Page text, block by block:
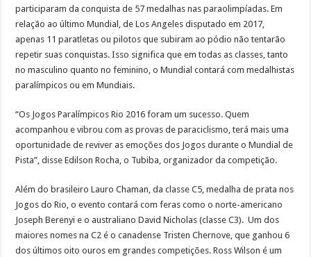
participaram da conquista de 57 medalhas nas paraolimpíadas. Em
relação ao último Mundial, de Los Angeles disputado em 2017,
apenas 11 paratletas ou pilotos que subiram ao pódio não tentarão
repetir suas conquistas. Isso significa que em todas as classes, tanto
no masculino quanto no feminino, o Mundial contará com medalhistas
paralímpicos ou em Mundiais.
“Os Jogos Paralímpicos Rio 2016 foram um sucesso. Quem
acompanhou e vibrou com as provas de paraciclismo, terá mais uma
oportunidade de reviver as emoções dos Jogos durante o Mundial de
Pista”, disse Edilson Rocha, o Tubiba, organizador da competição.
Além do brasileiro Lauro Chaman, da classe C5, medalha de prata nos
Jogos do Rio, o evento contará com feras como o norte-americano
Joseph Berenyi e o australiano David Nicholas (classe C3). Um dos
maiores nomes na C2 é o canadense Tristen Chernove, que ganhou 6
dos últimos oito ouros em grandes competições. Ross Wilson é um